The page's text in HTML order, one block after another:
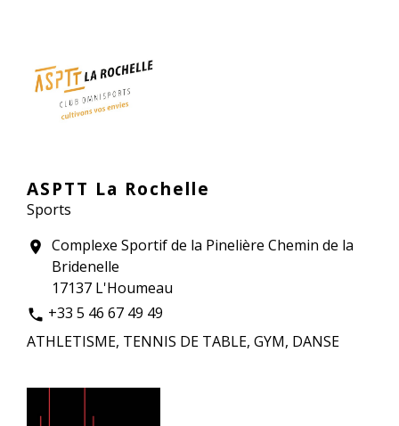
ASPTT La Rochelle
Sports
location_on Complexe Sportif de la Pinelière Chemin de la
Bridenelle
17137 L'Houmeau
phone +33 5 46 67 49 49
ATHLETISME, TENNIS DE TABLE, GYM, DANSE